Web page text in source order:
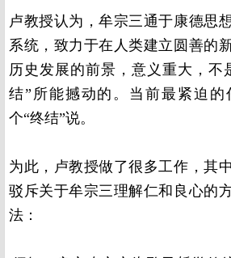
卢教授认为，牟宗三通于康德思
系统，致力于在人类建立圆善的
历史发展的前景，意义重大，不
结”所能撼动的。当前最紧迫的
个“终结”说。
为此，卢教授做了很多工作，其
驳斥关于牟宗三理解仁和良心的
法：